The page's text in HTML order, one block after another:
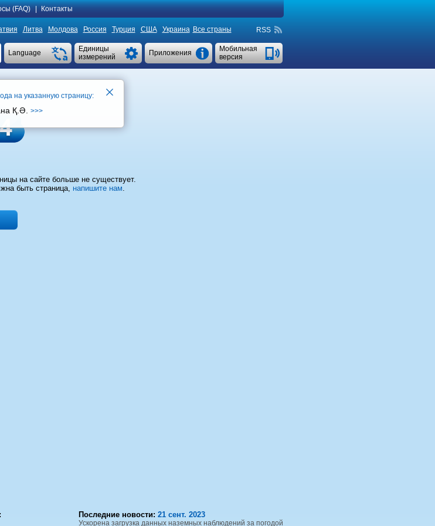
(FAQ) Контакты
Литва Молдова Россия Турция США Украина Все страны RSS
Мобильная
версия
Приложения
Единицы
измерений
Language
на сайте больше не существует.
быть страница, напишите нам.
Последние новости: 21 сент. 2023
Ускорена загрузка данных наземных наблюдений за погодой
на указанную страницу:
Қ.Ә. >>>